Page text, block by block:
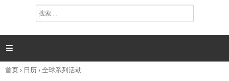
搜
索

你
首页› 日历›全球系列活动